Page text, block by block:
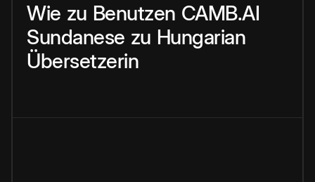
Wie zu Benutzen CAMB.AI
Sundanese zu Hungarian
Übersetzerin